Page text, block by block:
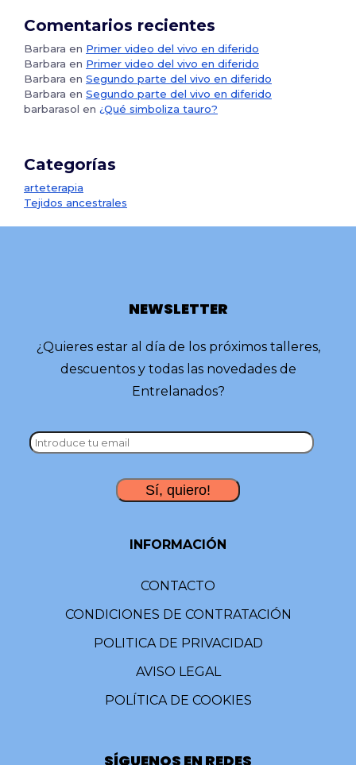
Comentarios recientes
Barbara en Primer video del vivo en diferido
Barbara en Primer video del vivo en diferido
Barbara en Segundo parte del vivo en diferido
Barbara en Segundo parte del vivo en diferido
barbarasol en ¿Qué simboliza tauro?
Categorías
arteterapia
Tejidos ancestrales
NEWSLETTER
¿Quieres estar al día de los próximos talleres,
descuentos y todas las novedades de
Entrelanados?
INFORMACIÓN
CONTACTO
CONDICIONES DE CONTRATACIÓN
POLITICA DE PRIVACIDAD
AVISO LEGAL
POLÍTICA DE COOKIES
SÍGUENOS EN REDES